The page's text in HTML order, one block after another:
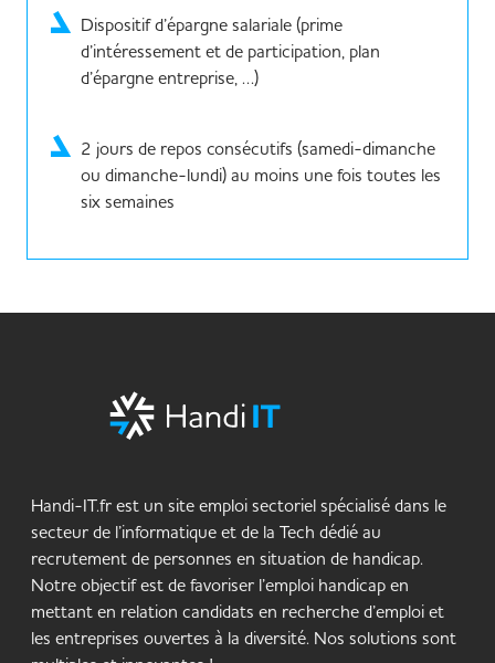
Dispositif d’épargne salariale (prime
d’intéressement et de participation, plan
d’épargne entreprise, …)
2 jours de repos consécutifs (samedi-dimanche
ou dimanche-lundi) au moins une fois toutes les
six semaines
Handi-IT.fr est un site emploi sectoriel spécialisé dans le
secteur de l’informatique et de la Tech dédié au
recrutement de personnes en situation de handicap.
Notre objectif est de favoriser l’emploi handicap en
mettant en relation candidats en recherche d’emploi et
les entreprises ouvertes à la diversité. Nos solutions sont